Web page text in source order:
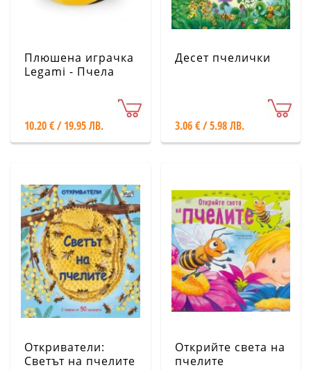
Плюшена играчка
Legami - Пчела
10.20 € / 19.95 ЛВ.
Десет пчелички
3.06 € / 5.98 ЛВ.
Откриватели:
Светът на пчелите
Открийте света на
пчелите